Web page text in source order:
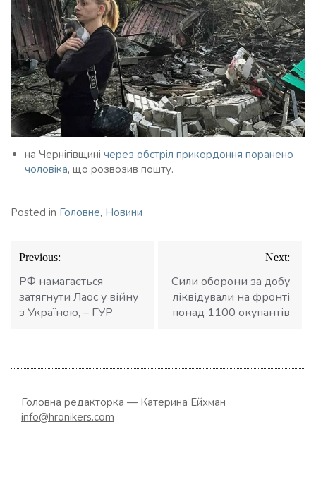
на Чернігівщині через обстріл прикордоння поранено
чоловіка, що розвозив пошту.
Posted in Головне, Новини
Навігація
записів
Previous:
РФ намагається
затягнути Лаос у війну
з Україною, – ГУР
Next:
Сили оборони за добу
ліквідували на фронті
понад 1100 окупантів
Головна редакторка — Катерина Ейхман
info@hronikers.com